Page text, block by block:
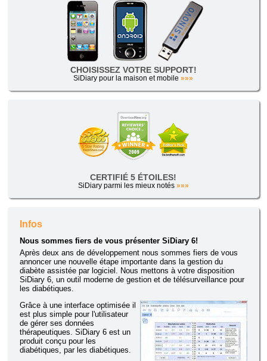
CHOISISSEZ VOTRE SUPPORT!
SiDiary pour la maison et mobile»»»
CERTIFIÉ 5 ÉTOILES!
SiDiary parmi les mieux notés »»»
Infos
Nous sommes fiers de vous présenter SiDiary 6!
Après deux ans de développement nous sommes fiers de vous
annoncer une nouvelle étape importante dans la gestion du
diabète assistée par logiciel. Nous mettons à votre disposition
SiDiary 6, un outil moderne de gestion et de télésurveillance pour
les diabétiques.
Grâce à une interface optimisée il
est plus simple pour l'utilisateur
de gérer ses données
thérapeutiques. SiDiary 6 est un
produit conçu pour les
diabétiques, par les diabétiques.